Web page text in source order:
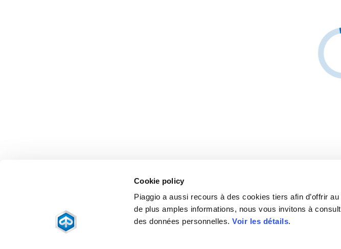
Cookie policy
Piaggio a aussi recours à des cookies tiers afin d’offrir
de plus amples informations, nous vous invitons à
des données personnelles.Voir les détails.